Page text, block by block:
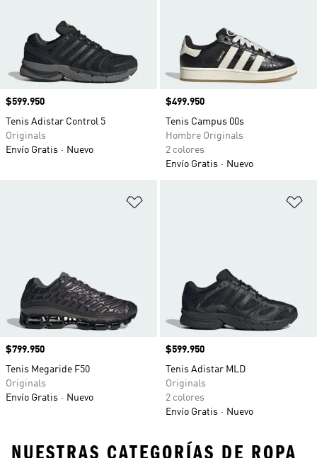
Precio
$599.950
Tenis Adistar Control 5
Originals
Envío Gratis
Nuevo
Precio
$499.950
Tenis Campus 00s
Hombre Originals
2 colores
Envío Gratis
Nuevo
Precio
$799.950
Tenis Megaride F50
Originals
Envío Gratis
Nuevo
Precio
$599.950
Tenis Adistar MLD
Originals
2 colores
Envío Gratis
Nuevo
NUESTRAS CATEGORÍAS DE ROPA